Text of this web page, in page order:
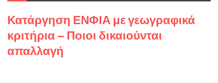
Κατάργηση ΕΝΦΙΑ με γεωγραφικά
κριτήρια – Ποιοι δικαιούνται
απαλλαγή